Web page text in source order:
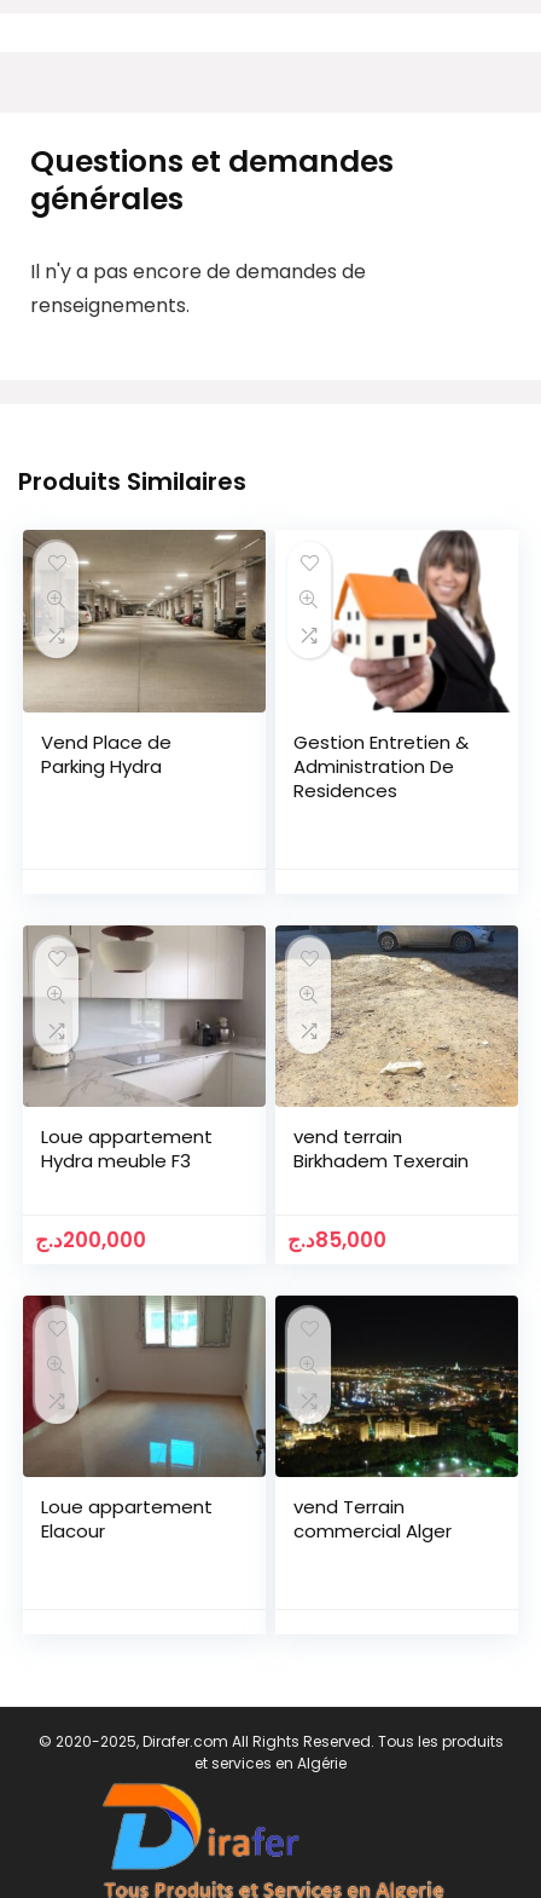
Questions et demandes
générales
Il n'y a pas encore de demandes de
renseignements.
Produits Similaires
Vend Place de
Parking Hydra
Gestion Entretien &
Administration De
Residences
Loue appartement
Hydra meuble F3
200,000د.ج
vend terrain
Birkhadem Texerain
85,000د.ج
Loue appartement
Elacour
vend Terrain
commercial Alger
© 2020-2025, Dirafer.com All Rights Reserved. Tous les produits
et services en Algérie